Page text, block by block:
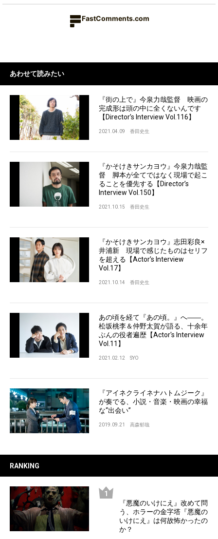
FastComments.com
あわせて読みたい
『街の上で』今泉力哉監督 映画の
完成形は頭の中に全くないんです
【Director’s Interview Vol.116】
2021.04.09 香田史生
『かそけきサンカヨウ』今泉力哉監
督 脚本が全てではなく現場で起こ
ることを優先する【Director’s
Interview Vol.150】
2021.10.15 香田史生
『かそけきサンカヨウ』志田彩良×
井浦新 現場で感じたものはセリフ
を超える【Actor’s Interview
Vol.17】
2021.10.14 香田史生
あの頃を経て『あの頃。』へ――。
松坂桃李＆仲野太賀が語る、十余年
ぶんの役者遍歴【Actor's Interview
Vol.11】
2021.02.12 SYO
『アイネクライネナハトムジーク』
が奏でる、小説・音楽・映画の幸福
な“出会い”
2019.09.21 高森郁哉
RANKING
『悪魔のいけにえ』改めて問
う、ホラーの金字塔『悪魔の
いけにえ』は何故怖かったの
か？